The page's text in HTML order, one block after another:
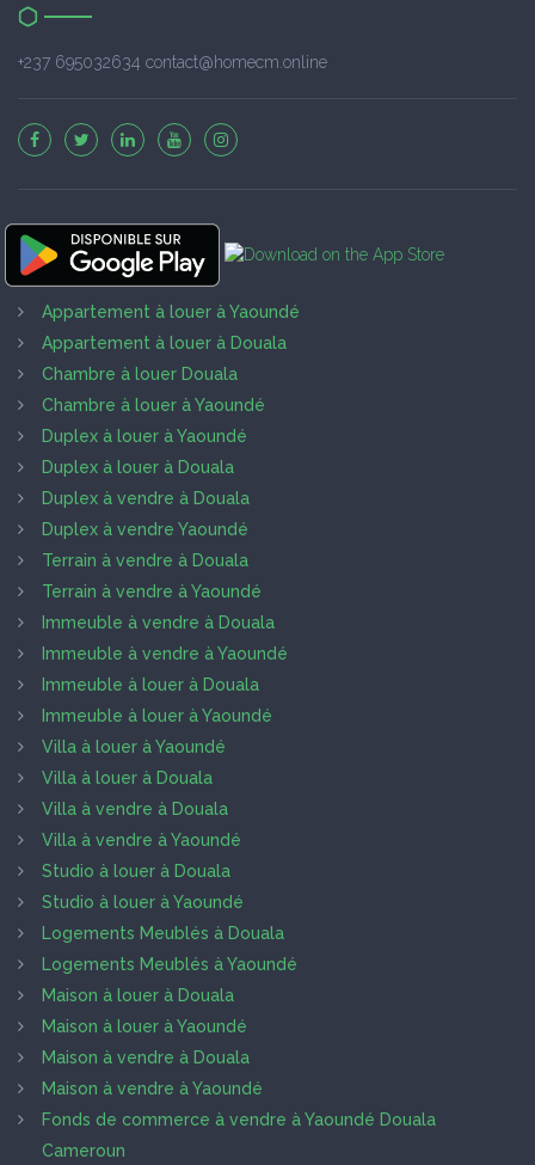
+237 695032634 contact@homecm.online
Appartement à louer à Yaoundé
Appartement à louer à Douala
Chambre à louer Douala
Chambre à louer à Yaoundé
Duplex à louer à Yaoundé
Duplex à louer à Douala
Duplex à vendre à Douala
Duplex à vendre Yaoundé
Terrain à vendre à Douala
Terrain à vendre à Yaoundé
Immeuble à vendre à Douala
Immeuble à vendre à Yaoundé
Immeuble à louer à Douala
Immeuble à louer à Yaoundé
Villa à louer à Yaoundé
Villa à louer à Douala
Villa à vendre à Douala
Villa à vendre à Yaoundé
Studio à louer à Douala
Studio à louer à Yaoundé
Logements Meublés à Douala
Logements Meublés à Yaoundé
Maison à louer à Douala
Maison à louer à Yaoundé
Maison à vendre à Douala
Maison à vendre à Yaoundé
Fonds de commerce à vendre à Yaoundé Douala
Cameroun